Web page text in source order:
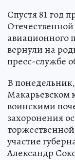
Спустя 81 год
авиационного
вернули на
пресс-службе
В
Макарьевском
воинскими
захоронения
участие
Александр